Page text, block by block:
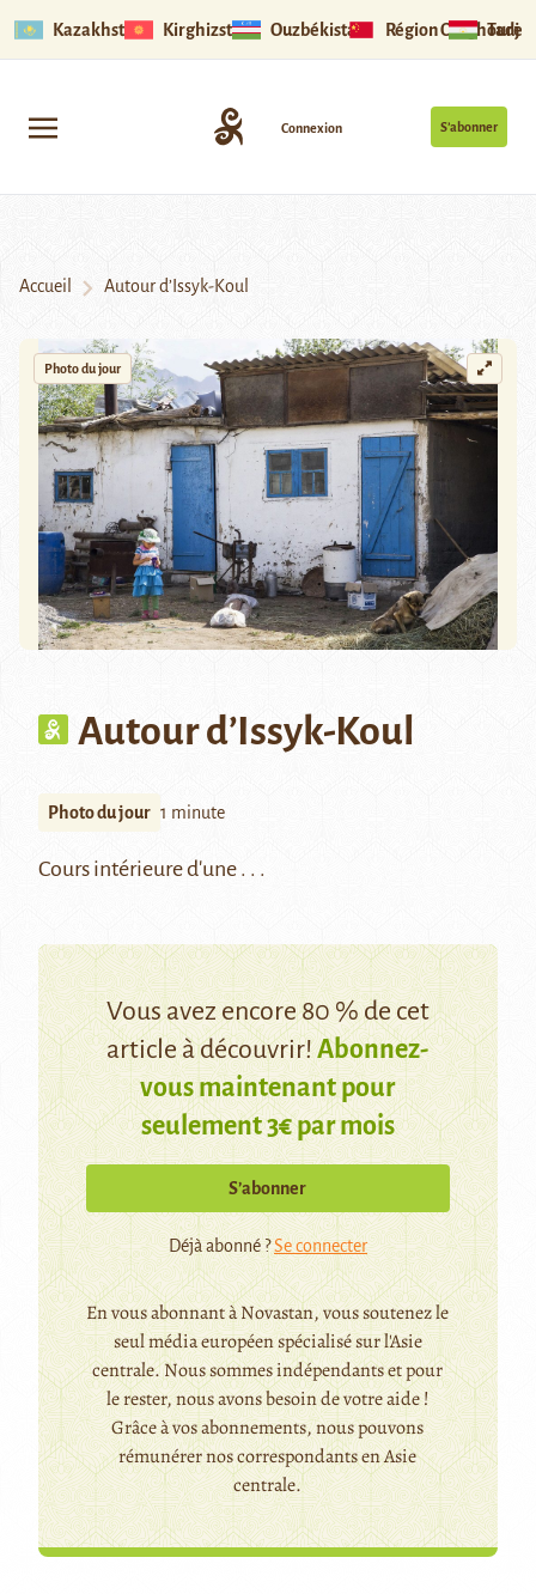
Kazakhstan Kirghizstan Ouzbékistan Région Ouïghoure
S’abonner
Connexion
Accueil Autour d’Issyk-Koul
Photo du jour
Autour d’Issyk-Koul
Photo du jour 1 minute
Cours intérieure d'une . . .
Vous avez encore 80 % de cet
article à découvrir!Abonnez-
vous maintenant pour
seulement 3€ par mois
S’abonner
Déjà abonné ?Se connecter
En vous abonnant à Novastan, vous soutenez le
seul média européen spécialisé sur l'Asie
centrale. Nous sommes indépendants et pour
le rester, nous avons besoin de votre aide !
Grâce à vos abonnements, nous pouvons
rémunérer nos correspondants en Asie
centrale.